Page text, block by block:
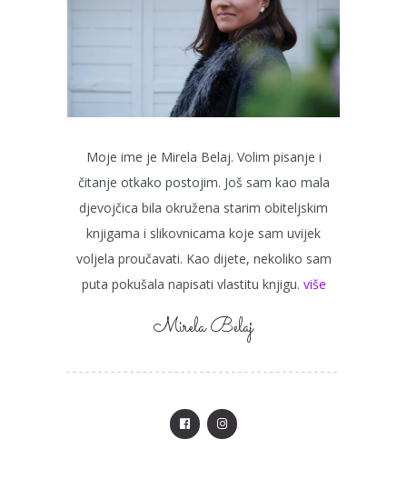
Moje ime je Mirela Belaj. Volim pisanje i
čitanje otkako postojim. Još sam kao mala
djevojčica bila okružena starim obiteljskim
knjigama i slikovnicama koje sam uvijek
voljela proučavati. Kao dijete, nekoliko sam
puta pokušala napisati vlastitu knjigu. više
Mirela Belaj